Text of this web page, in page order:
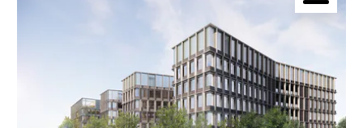
Portrætter